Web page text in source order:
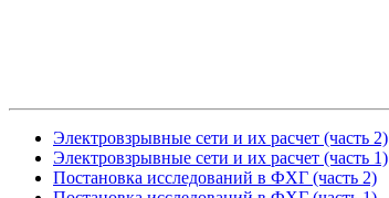
Электровзрывные сети и их расчет (часть 2)
Электровзрывные сети и их расчет (часть 1)
Постановка исследований в ФХГ (часть 2)